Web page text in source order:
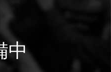
中